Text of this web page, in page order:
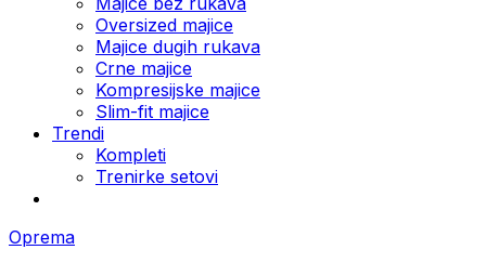
Oversized majice
Majice dugih rukava
Crne majice
Kompresijske majice
Slim-fit majice
Trendi
Kompleti
Trenirke setovi
Oprema